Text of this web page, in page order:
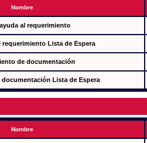
Nombre
al requerimiento
requerimiento Lista de Espera
de documentación
Lista de Espera
Nombre